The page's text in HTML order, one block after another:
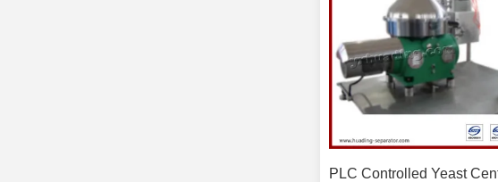
PLC Controlled Yeast